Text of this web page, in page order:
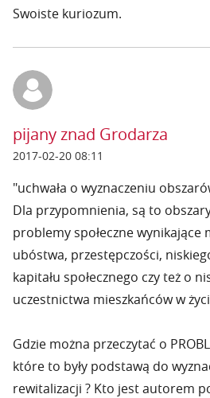
Swoiste kuriozum.
pijany znad Grodarza
2017-02-20 08:11
"uchwała o wyznaczeniu
Dla przypomnienia, są to
problemy społeczne wynikające
ubóstwa, przestępczości,
kapitału społecznego czy też o
uczestnictwa mieszkańców w
Gdzie można przeczytać o
które to były podstawą do
rewitalizacji ? Kto jest autorem